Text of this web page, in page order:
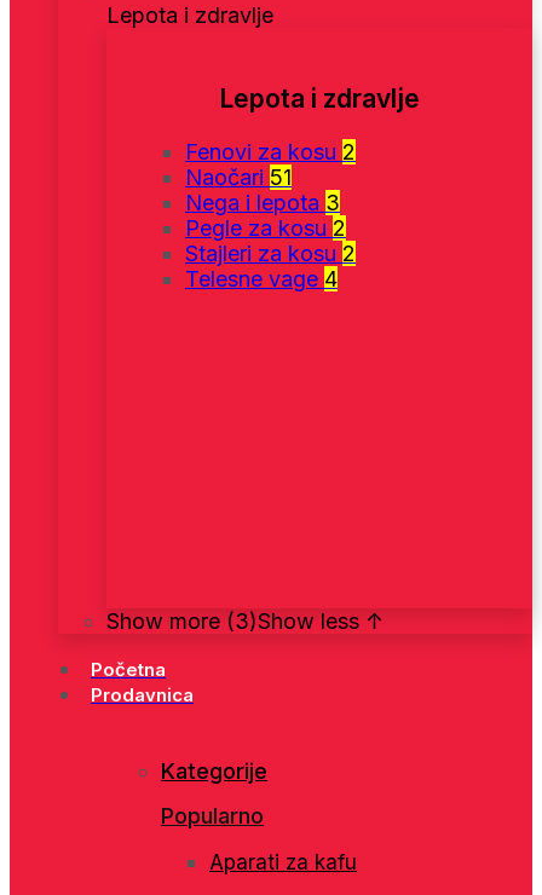
Lepota i zdravlje
Lepota i zdravlje
Fenovi za kosu 2
Naočari 51
Nega i lepota 3
Pegle za kosu 2
Stajleri za kosu 2
Telesne vage 4
Show more (3)Show less ↑
Početna
Prodavnica
Kategorije
Popularno
Aparati za kafu